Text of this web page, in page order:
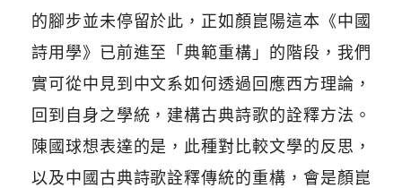
的腳步並未停留於此，正如顏崑陽這本《中國
詩用學》已前進至「典範重構」的階段，我們
實可從中見到中文系如何透過回應西方理論，
回到自身之學統，建構古典詩歌的詮釋方法。
陳國球想表達的是，此種對比較文學的反思，
以及中國古典詩歌詮釋傳統的重構，會是顏崑